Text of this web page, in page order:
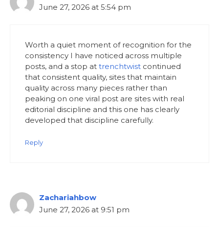
June 27, 2026 at 5:54 pm
Worth a quiet moment of recognition for the
consistency I have noticed across multiple
posts, and a stop at trenchtwist continued
that consistent quality, sites that maintain
quality across many pieces rather than
peaking on one viral post are sites with real
editorial discipline and this one has clearly
developed that discipline carefully.
Reply
Zachariahbow
June 27, 2026 at 9:51 pm